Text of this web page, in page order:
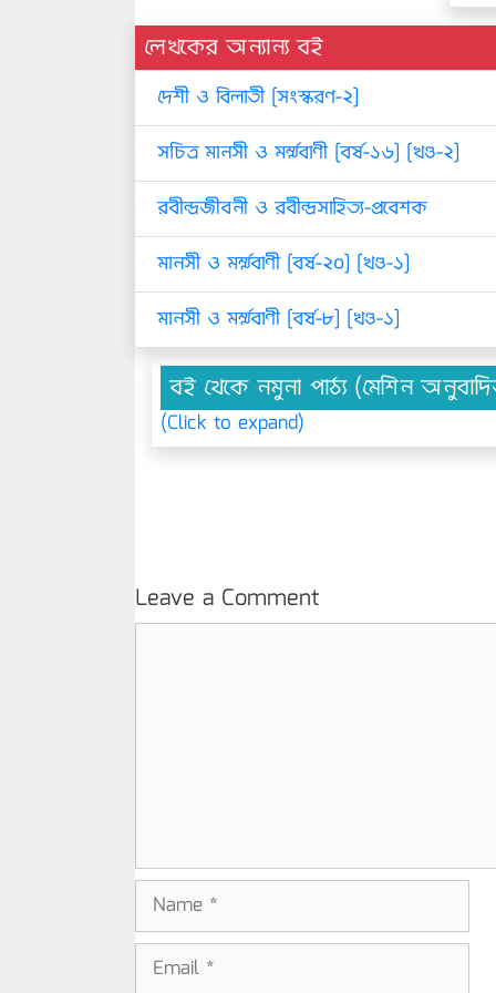
লেখকের অন্যান্য বই
দেশী ও বিলাতী [সংস্করণ-২]
সচিত্র মানসী ও মর্ম্মবাণী [বর্ষ-১৬] [খণ্ড-২]
রবীন্দ্রজীবনী ও রবীন্দ্রসাহিত্য-প্রবেশক
মানসী ও মর্ম্মবাণী [বর্ষ-২০] [খণ্ড-১]
মানসী ও মর্ম্মবাণী [বর্ষ-৮] [খণ্ড-১]
বই থেকে নমুনা পাঠ্য (মেশিন
(Click to expand)
Leave a Comment
Name
Email